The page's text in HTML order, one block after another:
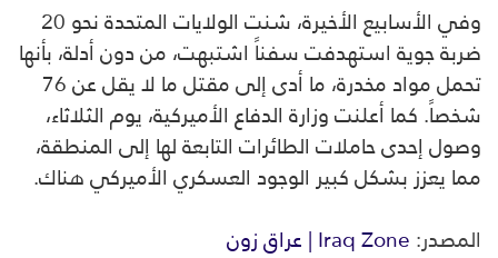
وفي الأسابيع الأخيرة، شنت الولايات المتحدة نحو 20
ضربة جوية استهدفت سفناً اشتبهت، من دون أدلة، بأنها
تحمل مواد مخدرة، ما أدى إلى مقتل ما لا يقل عن 76
شخصاً. كما أعلنت وزارة الدفاع الأميركية، يوم الثلاثاء،
وصول إحدى حاملات الطائرات التابعة لها إلى المنطقة،
مما يعزز بشكل كبير الوجود العسكري الأميركي هناك.
المصدر:Iraq Zone | عراق زون